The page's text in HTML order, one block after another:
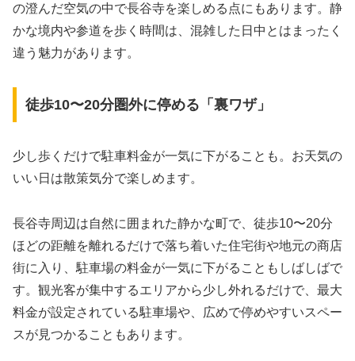
の澄んだ空気の中で長谷寺を楽しめる点にもあります。静
かな境内や参道を歩く時間は、混雑した日中とはまったく
違う魅力があります。
徒歩10〜20分圏外に停める「裏ワザ」
少し歩くだけで駐車料金が一気に下がることも。お天気の
いい日は散策気分で楽しめます。
長谷寺周辺は自然に囲まれた静かな町で、徒歩10〜20分
ほどの距離を離れるだけで落ち着いた住宅街や地元の商店
街に入り、駐車場の料金が一気に下がることもしばしばで
す。観光客が集中するエリアから少し外れるだけで、最大
料金が設定されている駐車場や、広めで停めやすいスペー
スが見つかることもあります。